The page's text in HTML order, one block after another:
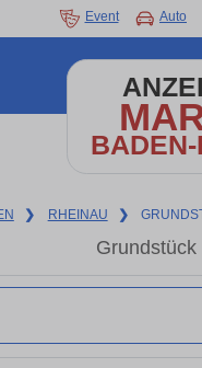
Event Auto
❯ RHEINAU ❯